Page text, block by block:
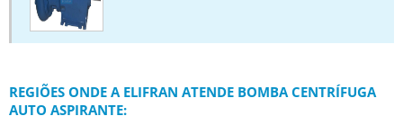
BOMBA MANCALIZADA
BOMBA PARA CAMINHÃO PIPA
BOMBA PARA EMULSÃO ASFÁLTICA
REGIÕES ONDE A ELIFRAN ATENDE BOMBA CENTRÍFUGA
AUTO ASPIRANTE: